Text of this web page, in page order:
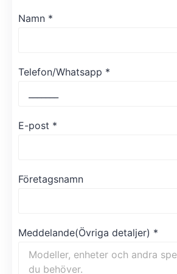
Namn *
Telefon/Whatsapp *
E-post *
Företagsnamn
Meddelande(Övriga detaljer) *